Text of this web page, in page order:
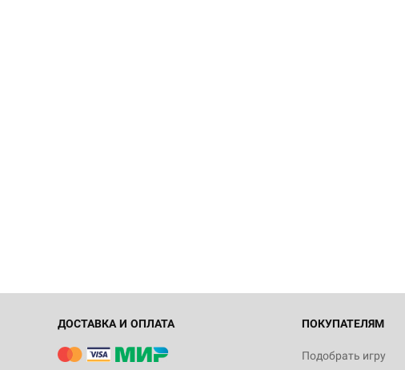
ДОСТАВКА И ОПЛАТА ПОКУПАТЕЛЯМ
Подобрать игру